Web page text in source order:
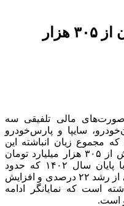
زیان انباشته خودروسازان از ۳۰۵ هزار
مالی تلفیقی سه
سایپا و پارس‌خودرو
مجموع زیان انباشته این
شرکت‌ها در پایان سال ۱۴۰۳ به بیش از ۳۰۵ هزار میلیارد تومان
رسیده است. این رقم در مقایسه با پایان سال ۱۴۰۲ که حدود
۲۵۰.۳ هزار میلیارد تومان بوده، حاکی از رشد ۲۲ درصدی و افزایش
است که نمایانگر ادامه
است.